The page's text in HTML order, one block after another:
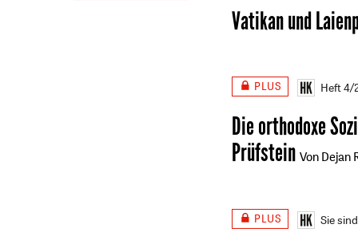
Vatikan und
PLUS Heft 4/
Die orthodoxe
Prüfstein Von Dejan
PLUS Sie